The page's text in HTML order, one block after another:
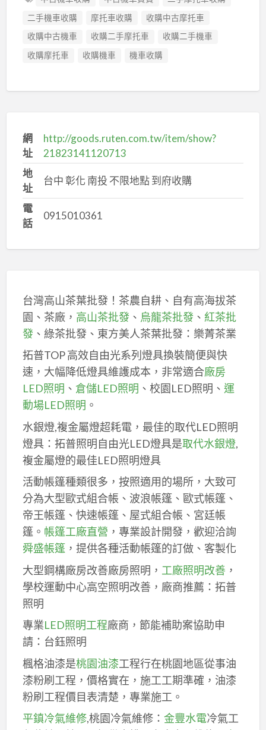
二手機車收購
摩托車收購
收購中古摩托車
收購中古機車
收購二手摩托車
收購二手機車
收購摩托車
收購機車 機車收購
網
址
http://goods.ruten.com.tw/item/show?
21823141120713
地
址
台中 彰化 南投 不限地點 到府收購
電
話
0915010361
台灣高山茶葉批發！茶農自耕、自有高海拔茶
園、茶廠， 高山茶批發、 烏龍茶批發、 紅茶批
發、綠茶批發、東方美人茶葉批發：樂菁茶業
拓普TOP 高效自由光系列燈具換裝簡便與快
速，大幅降低燈具維護成本，非常適合廠房
LED照明 、 倉儲LED照明 、校園LED照明、 運
動場LED照明 。
水銀燈,複金屬燈超耗電，最佳的取代LED照明
燈具：拓普照明自由光LED燈具是取代水銀燈,
複金屬燈的最佳LED照明燈具
活動帳篷種類很多，按照適用的場所，大致可
分為大型歐式組合帳、波浪帳篷、歐式帳篷、
帝王帳篷、快速帳篷、屋式組合帳、宮廷帳
篷。 帳篷工廠直營 ，專業設計開發，歡迎洽詢
舜盛帳篷，提供各種活動帳篷的訂做、客製化
大型鋼構廠房改善廠房照明， 工廠照明改善，
學校運動中心高空照明改善，廠商推薦：拓普
照明
專業LED照明工程廠商，節能補助案協助申
請：台鈺照明
楓格油漆是桃園油漆工程行在桃園地區從事油
漆粉刷工程，價格實在，施工工期準確，油漆
粉刷工程價目表清楚，專業施工。
平鎮冷氣維修,桃園冷氣維修： 金豐水電冷氣工